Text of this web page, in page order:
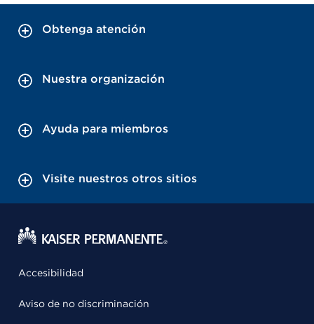
Obtenga atención
Nuestra organización
Ayuda para miembros
Visite nuestros otros sitios
Accesibilidad
Aviso de no discriminación